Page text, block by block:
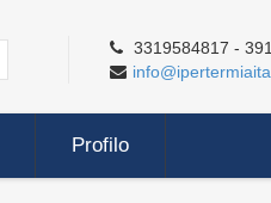
3319584817 -
Profilo